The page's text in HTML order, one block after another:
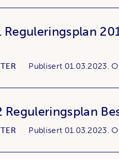
Reguleringsplan
Publisert 01.03.2023.
Reguleringsplan
Publisert 01.03.2023.